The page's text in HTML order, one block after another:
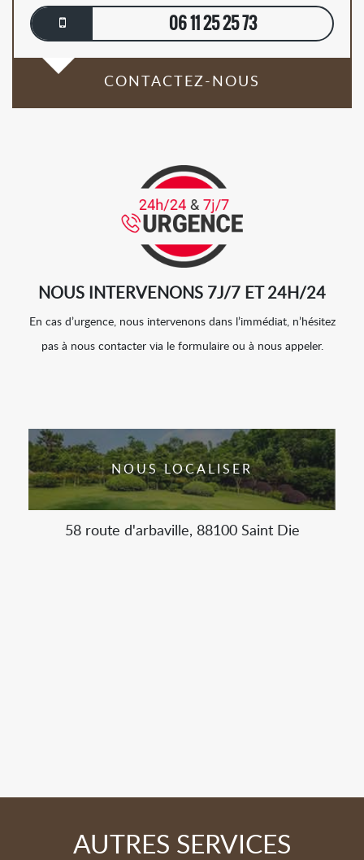
06 11 25 25 73
CONTACTEZ-NOUS
NOUS INTERVENONS 7J/7 ET 24H/24
En cas d’urgence, nous intervenons dans l’immédiat, n’hésitez
pas à nous contacter via le formulaire ou à nous appeler.
NOUS LOCALISER
58 route d'arbaville, 88100 Saint Die
AUTRES SERVICES